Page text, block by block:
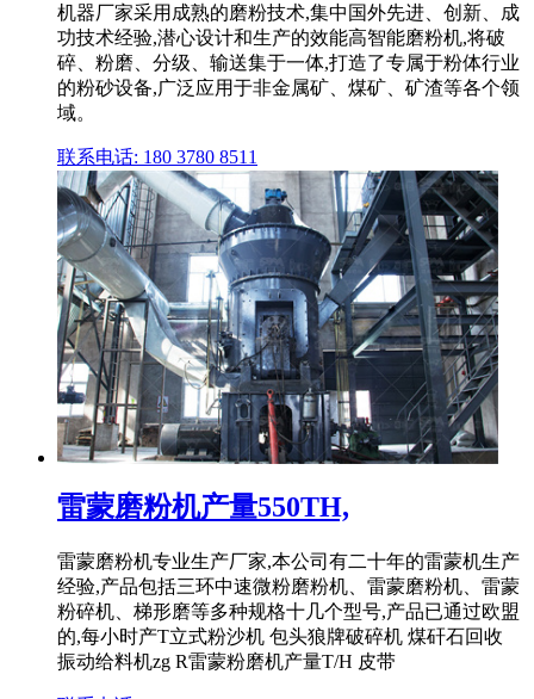
机器厂家采用成熟的磨粉技术,集中国外先进、创新、成
功技术经验,潜心设计和生产的效能高智能磨粉机,将破
碎、粉磨、分级、输送集于一体,打造了专属于粉体行业
的粉砂设备,广泛应用于非金属矿、煤矿、矿渣等各个领
域。
联系电话: 180 3780 8511
雷蒙磨粉机产量550TH,
雷蒙磨粉机专业生产厂家,本公司有二十年的雷蒙机生产
经验,产品包括三环中速微粉磨粉机、雷蒙磨粉机、雷蒙
粉碎机、梯形磨等多种规格十几个型号,产品已通过欧盟
的,每小时产T立式粉沙机 包头狼牌破碎机 煤矸石回收
振动给料机zg R雷蒙粉磨机产量T/H 皮带